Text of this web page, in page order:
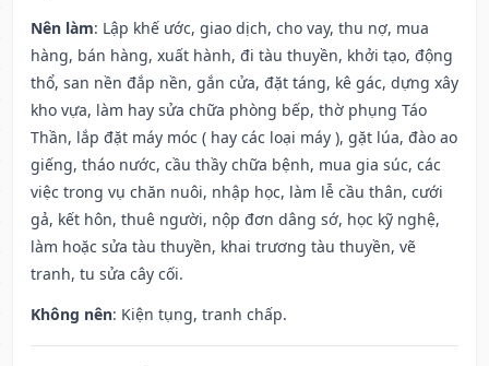
Nên làm: Lập khế ước, giao dịch, cho vay, thu nợ, mua
hàng, bán hàng, xuất hành, đi tàu thuyền, khởi tạo, động
thổ, san nền đắp nền, gắn cửa, đặt táng, kê gác, dựng xây
kho vựa, làm hay sửa chữa phòng bếp, thờ phụng Táo
Thần, lắp đặt máy móc ( hay các loại máy ), gặt lúa, đào ao
giếng, tháo nước, cầu thầy chữa bệnh, mua gia súc, các
việc trong vụ chăn nuôi, nhập học, làm lễ cầu thân, cưới
gả, kết hôn, thuê người, nộp đơn dâng sớ, học kỹ nghệ,
làm hoặc sửa tàu thuyền, khai trương tàu thuyền, vẽ
tranh, tu sửa cây cối.
Không nên: Kiện tụng, tranh chấp.